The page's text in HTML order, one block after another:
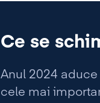
Ce se
Anul 2024
cele mai